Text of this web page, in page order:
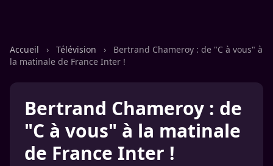
Accueil › Télévision ›
Bertrand Chameroy : de "C à vous" à
la matinale de France Inter !
Bertrand Chameroy : de
"C à vous" à la matinale
de France Inter !